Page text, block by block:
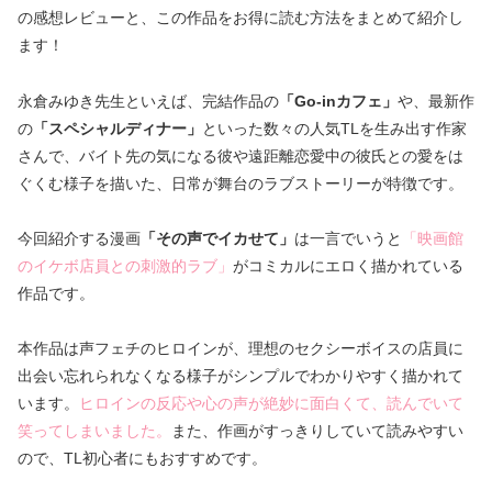
の感想レビューと、この作品をお得に読む方法をまとめて紹介し
ます！
永倉みゆき先生といえば、完結作品の 「Go-inカフェ」 や、最新作
の 「スペシャルディナー」 といった数々の人気TLを生み出す作家
さんで、バイト先の気になる彼や遠距離恋愛中の彼氏との愛をは
ぐくむ様子を描いた、日常が舞台のラブストーリーが特徴です。
今回紹介する漫画 「その声でイカせて」 は一言でいうと
「映画館
のイケボ店員との刺激的ラブ」 がコミカルにエロく描かれている
作品です。
本作品は声フェチのヒロインが、理想のセクシーボイスの店員に
出会い忘れられなくなる様子がシンプルでわかりやすく描かれて
います。
ヒロインの反応や心の声が絶妙に面白くて、読んでいて
笑ってしまいました。
また、作画がすっきりしていて読みやすい
ので、TL初心者にもおすすめです。